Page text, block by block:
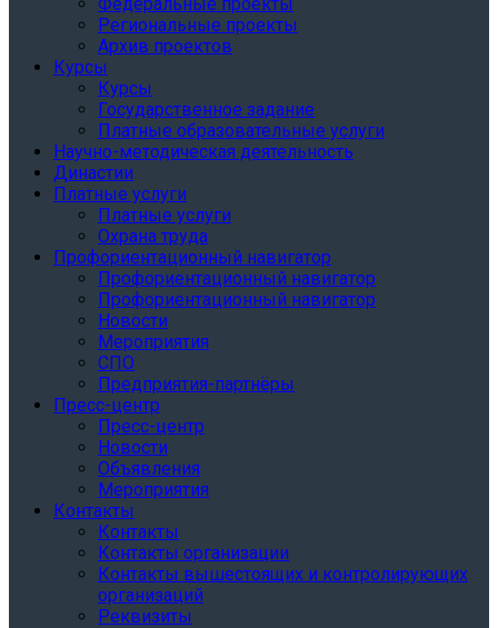
Региональные проекты
Архив проектов
Курсы
Курсы
Государственное задание
Платные образовательные услуги
Научно-методическая деятельность
Династии
Платные услуги
Платные услуги
Охрана труда
Профориентационный навигатор
Профориентационный навигатор
Профориентационный навигатор
Новости
Мероприятия
СПО
Предприятия-партнёры
Пресс-центр
Пресс-центр
Новости
Объявления
Мероприятия
Контакты
Контакты
Контакты организации
Контакты вышестоящих и контролирующих
организаций
Реквизиты